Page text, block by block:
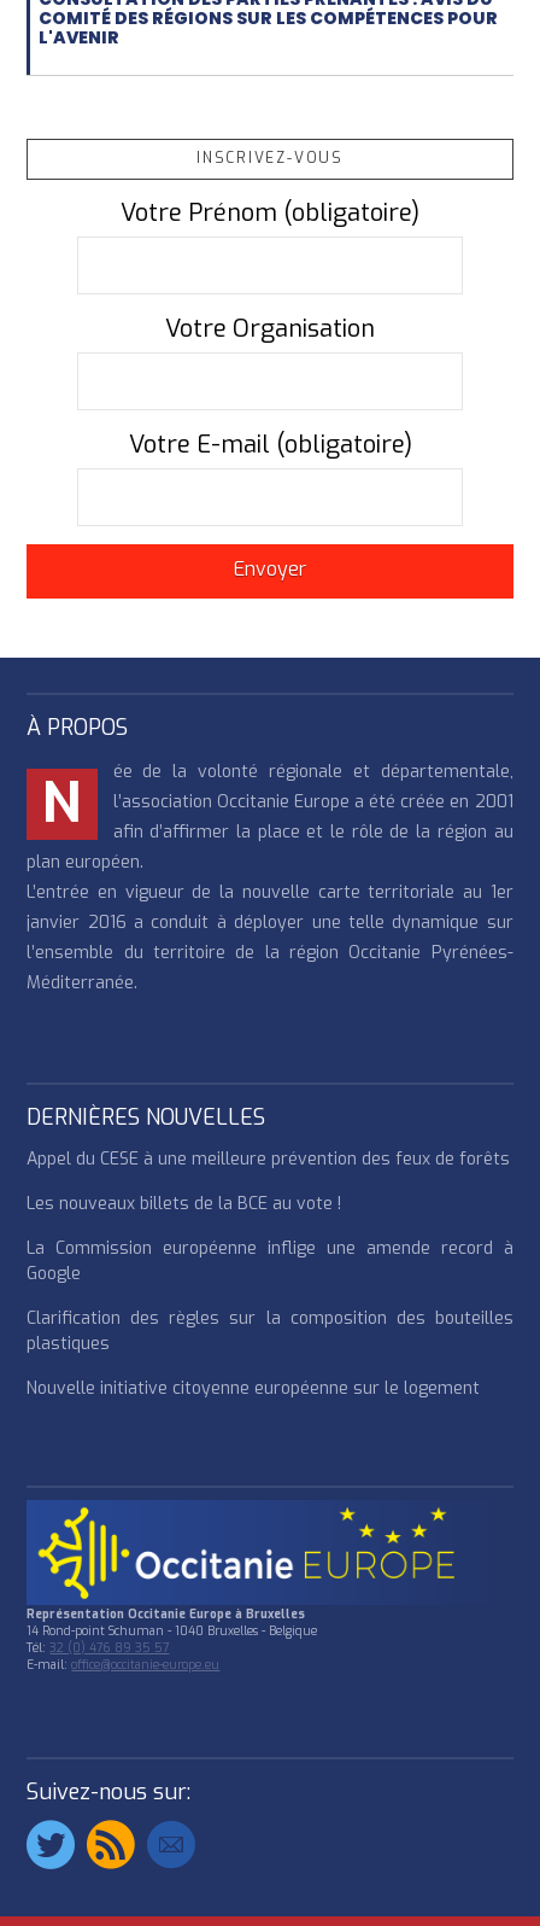
COMITÉ DES RÉGIONS SUR LES COMPÉTENCES POUR
L'AVENIR
INSCRIVEZ-VOUS
Votre Prénom (obligatoire)
Votre Organisation
Votre E-mail (obligatoire)
À PROPOS
N
ée de la volonté régionale et départementale,
l’association Occitanie Europe a été créée en 2001
afin d’affirmer la place et le rôle de la région au
plan européen.
L’entrée en vigueur de la nouvelle carte territoriale au 1er
janvier 2016 a conduit à déployer une telle dynamique sur
l’ensemble du territoire de la région Occitanie Pyrénées-
Méditerranée.
DERNIÈRES NOUVELLES
Appel du CESE à une meilleure prévention des feux de forêts
Les nouveaux billets de la BCE au vote !
La Commission européenne inflige une amende record à
Google
Clarification des règles sur la composition des bouteilles
plastiques
Nouvelle initiative citoyenne européenne sur le logement
Représentation Occitanie Europe à Bruxelles
14 Rond-point Schuman - 1040 Bruxelles - Belgique
Tél:32 (0) 476 89 35 57
E-mail:office@occitanie-europe.eu
Suivez-nous sur: